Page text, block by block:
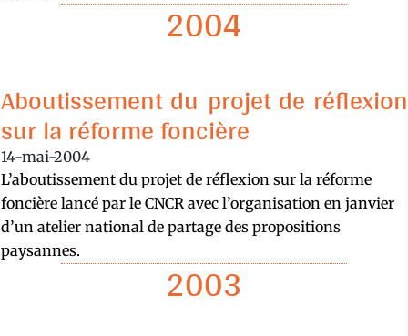
2004
Aboutissement du projet de réflexion
sur la réforme foncière
14-mai-2004
L’aboutissement du projet de réflexion sur la réforme
foncière lancé par le CNCR avec l’organisation en janvier
d’un atelier national de partage des propositions
paysannes.
2003